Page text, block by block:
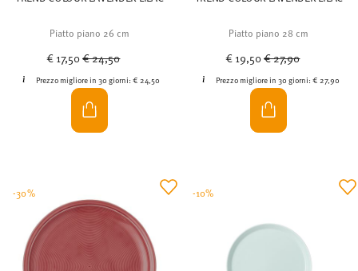
Piatto piano 26 cm
€ 17,50Price reduced from
€ 24,50
Prezzo migliore in 30 giorni:€ 24,50
Piatto piano 28 cm
€ 19,50Price reduced from
€ 27,90
Prezzo migliore in 30 giorni: € 27,90
-30% -10%